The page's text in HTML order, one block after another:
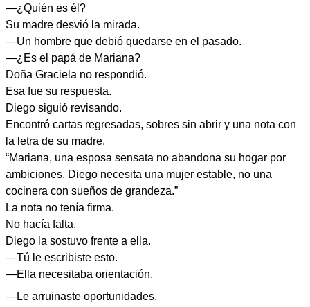
—¿Quién es él?
Su madre desvió la mirada.
—Un hombre que debió quedarse en el pasado.
—¿Es el papá de Mariana?
Doña Graciela no respondió.
Esa fue su respuesta.
Diego siguió revisando.
Encontró cartas regresadas, sobres sin abrir y una nota con
la letra de su madre.
“Mariana, una esposa sensata no abandona su hogar por
ambiciones. Diego necesita una mujer estable, no una
cocinera con sueños de grandeza.”
La nota no tenía firma.
No hacía falta.
Diego la sostuvo frente a ella.
—Tú le escribiste esto.
—Ella necesitaba orientación.
—Le arruinaste oportunidades.